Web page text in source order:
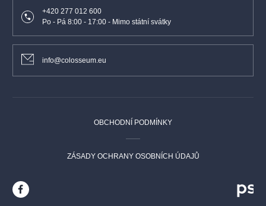
+420 277 012 600
Po - Pá 8:00 - 17:00 - Mimo státní svátky
info@colosseum.eu
OBCHODNÍ PODMÍNKY
ZÁSADY OCHRANY OSOBNÍCH ÚDAJŮ